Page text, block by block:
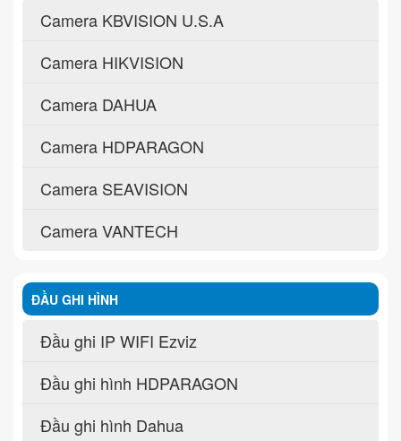
Camera KBVISION U.S.A
Camera HIKVISION
Camera DAHUA
Camera HDPARAGON
Camera SEAVISION
Camera VANTECH
ĐẦU GHI HÌNH
Đầu ghi IP WIFI Ezviz
Đầu ghi hình HDPARAGON
Đầu ghi hình Dahua